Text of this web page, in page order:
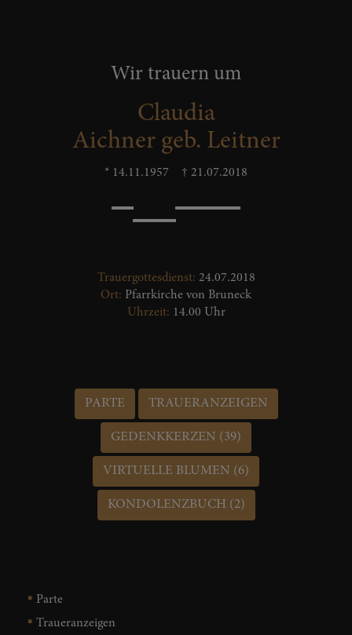
Wir trauern um
Claudia
Aichner geb. Leitner
* 14.11.1957 † 21.07.2018
Trauergottesdienst: 24.07.2018
Ort: Pfarrkirche von Bruneck
Uhrzeit: 14.00 Uhr
PARTE TRAUERANZEIGEN
GEDENKKERZEN (39)
VIRTUELLE BLUMEN (6)
KONDOLENZBUCH (2)
Parte
Traueranzeigen